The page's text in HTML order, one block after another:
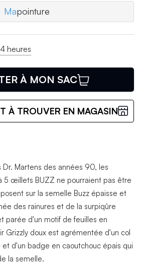
Mapointure
heures
À MON SAC
À TROUVER EN MAGASIN
Martens des années 90, les
5 œillets BUZZ ne pourraient pas être
sur la semelle Buzz épaisse et
des rainures et de la surpiqûre
parée d'un motif de feuilles en
Grizzly doux est agrémentée d'un col
d'un badge en caoutchouc épais qui
la semelle.